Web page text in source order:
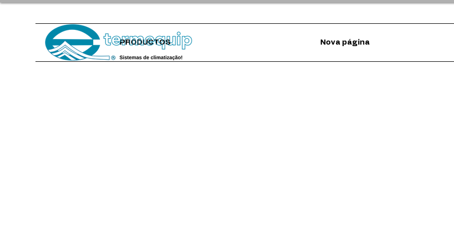
PRODUCTOS Nova página